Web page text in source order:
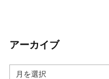
アーカイブ